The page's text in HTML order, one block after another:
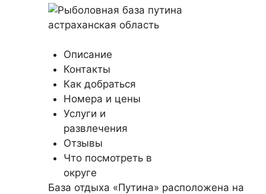
Описание
Контакты
Как добраться
Номера и цены
Услуги и
развлечения
Отзывы
Что посмотреть в
округе
База отдыха «Путина» расположена на